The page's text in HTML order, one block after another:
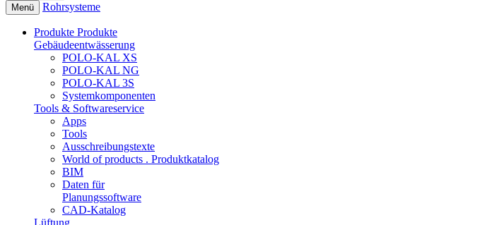
Menü Rohrsysteme
Produkte Produkte
Gebäudeentwässerung
POLO-KAL XS
POLO-KAL NG
POLO-KAL 3S
Systemkomponenten
Tools & Softwareservice
Apps
Tools
Ausschreibungstexte
World of products . Produktkatalog
BIM
Daten für
Planungssoftware
CAD-Katalog